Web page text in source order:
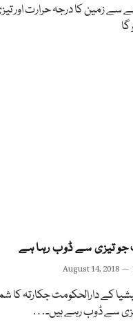
سے زمین کا درجہ حرارت اور
جو تیزی سے ڈوب رہا ہے
August 14, 2018
کے دارالحکومت جکارتہ کا
سے ڈوب رہے ہیں۔…